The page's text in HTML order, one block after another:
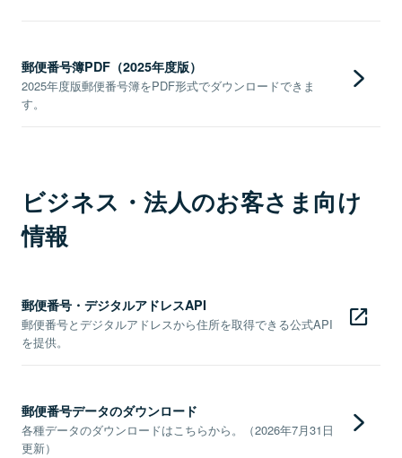
郵便番号簿PDF（2025年度版）
2025年度版郵便番号簿をPDF形式でダウンロードできま
す。
ビジネス・法人のお客さま向け
情報
郵便番号・デジタルアドレスAPI
郵便番号とデジタルアドレスから住所を取得できる公式API
を提供。
郵便番号データのダウンロード
各種データのダウンロードはこちらから。（2026年7月31日
更新）